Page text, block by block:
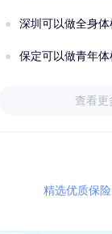
秦皇岛市第一医院体检中心
深圳可以做全身体检的公立三甲
保定可以做青年体检的医院有哪些
查看更
精选优质保